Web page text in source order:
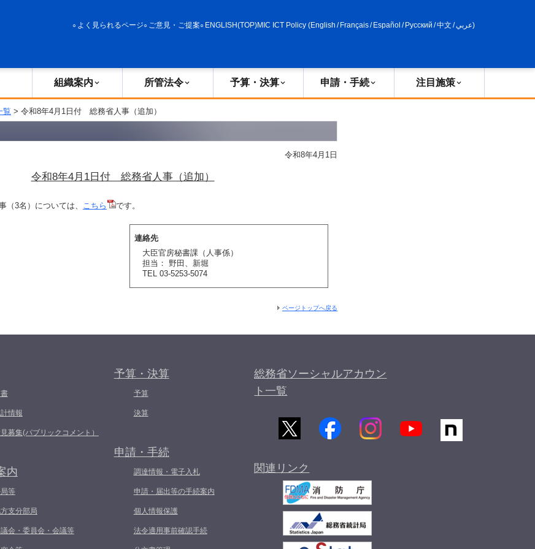
よく見られるページ ご意見・ご提案 ENGLISH(TOP)MIC ICT Policy (English / Français/ Español / Русский /中文 /عربي)
組織案内 所管法令 予算・決算 申請・手続 注目施策
覧 > 令和8年4月1日付 総務省人事（追加）
令和8年4月1日
令和8年4月1日付 総務省人事（追加）
（3名）については、 こちら です。
連絡先
大臣官房秘書課（人事係）
担当： 野田、新堀
TEL 03-5253-5074
ページトップへ戻る
情報
募集(パブリックコメント）
内
等
支分部局
会・委員会・会議等
予算・決算
予算
決算
申請・手続
調達情報・電子入札
申請・届出等の手続案内
個人情報保護
法令適用事前確認手続
総務省ソーシャルアカウン
ト一覧
関連リンク